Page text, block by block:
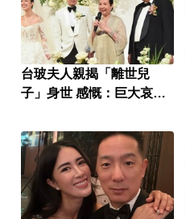
台玻夫人親揭「離世兒
子」身世 感慨：巨大哀傷